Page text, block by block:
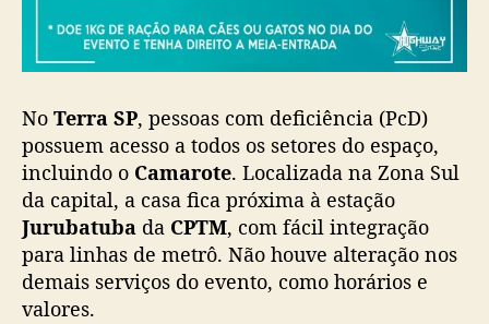
No Terra SP, pessoas com deficiência (PcD)
possuem acesso a todos os setores do espaço,
incluindo o Camarote. Localizada na Zona Sul
da capital, a casa fica próxima à estação
Jurubatuba da CPTM, com fácil integração
para linhas de metrô. Não houve alteração nos
demais serviços do evento, como horários e
valores.